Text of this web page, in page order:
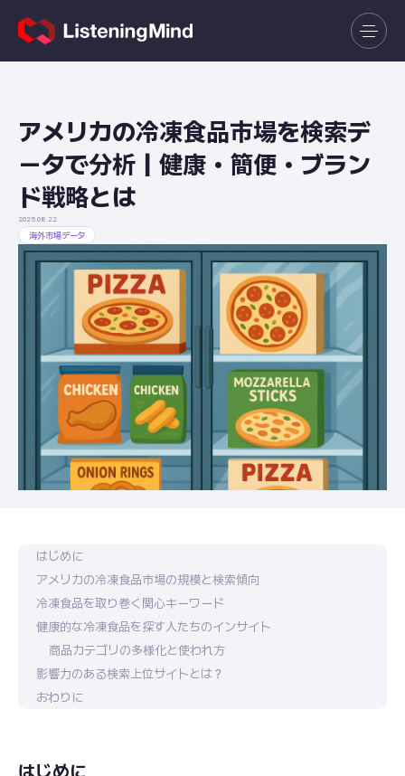
アメリカの冷凍食品市場を検索デ
ータで分析｜健康・簡便・ブラン
ド戦略とは
2025.08.22
海外市場データ
はじめに
はじめに
アメリカの冷凍食品市場の規模と検索傾向
冷凍食品を取り巻く関心キーワード
健康的な冷凍食品を探す人たちのインサイト
商品カテゴリの多様化と使われ方
影響力のある検索上位サイトとは？
おわりに